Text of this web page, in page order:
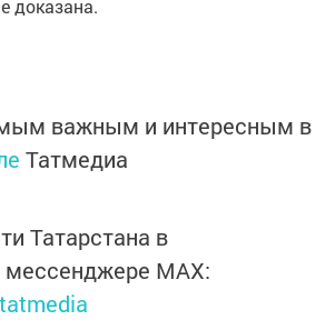
доказана.
важным и интересным в
Татмедиа
Татарстана в
мессенджере MАХ: